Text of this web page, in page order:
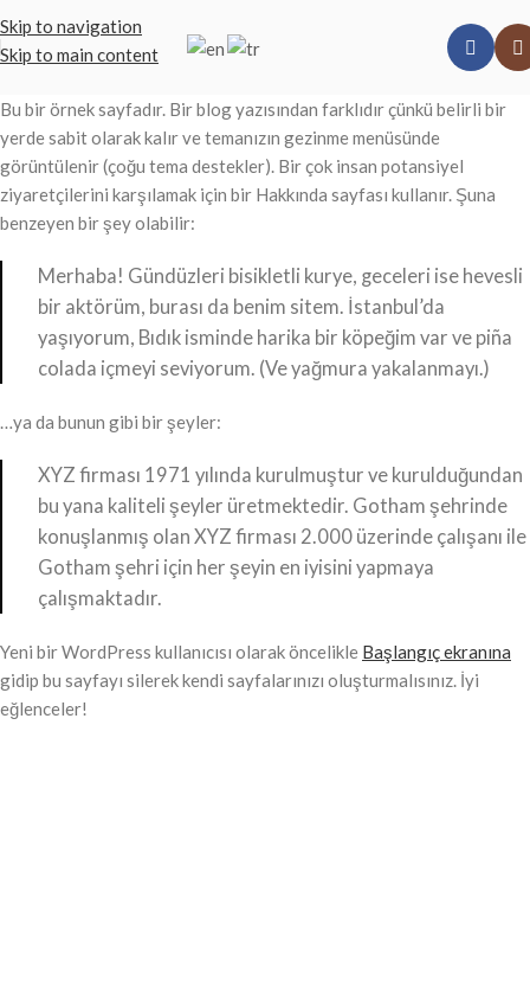
Skip to navigation
Skip to main content
Bu bir örnek sayfadır. Bir blog yazısından farklıdır çünkü belirli bir
yerde sabit olarak kalır ve temanızın gezinme menüsünde
görüntülenir (çoğu tema destekler). Bir çok insan potansiyel
ziyaretçilerini karşılamak için bir Hakkında sayfası kullanır. Şuna
benzeyen bir şey olabilir:
Merhaba! Gündüzleri bisikletli kurye, geceleri ise hevesli
bir aktörüm, burası da benim sitem. İstanbul’da
yaşıyorum, Bıdık isminde harika bir köpeğim var ve piña
colada içmeyi seviyorum. (Ve yağmura yakalanmayı.)
…ya da bunun gibi bir şeyler:
XYZ firması 1971 yılında kurulmuştur ve kurulduğundan
bu yana kaliteli şeyler üretmektedir. Gotham şehrinde
konuşlanmış olan XYZ firması 2.000 üzerinde çalışanı ile
Gotham şehri için her şeyin en iyisini yapmaya
çalışmaktadır.
Yeni bir WordPress kullanıcısı olarak öncelikle Başlangıç ekranına
gidip bu sayfayı silerek kendi sayfalarınızı oluşturmalısınız. İyi
eğlenceler!